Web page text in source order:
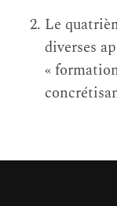
Le
diverses
«